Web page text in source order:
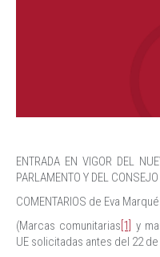
ENTRADA EN VIGOR DEL
PARLAMENTO Y DEL
COMENTARIOS de Eva
(Marcas comunitarias [1]
y
UE solicitadas antes del 22